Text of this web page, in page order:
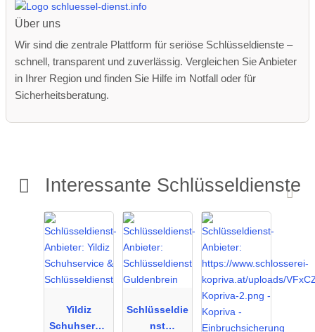
Interessante Schlüsseldienste
Yildiz
Schuhservic
Schlüsseldie
nst
Über uns
Wir sind die zentrale Plattform für seriöse Schlüsseldienste –
schnell, transparent und zuverlässig. Vergleichen Sie Anbieter
in Ihrer Region und finden Sie Hilfe im Notfall oder für
Sicherheitsberatung.